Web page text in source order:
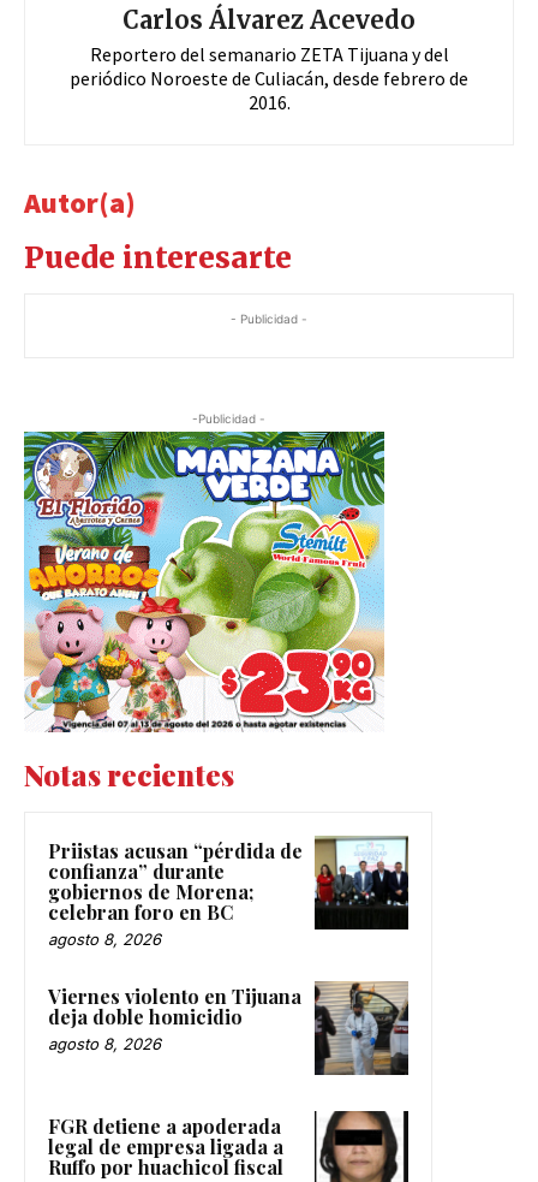
Carlos Álvarez Acevedo
Reportero del semanario ZETA Tijuana y del
periódico Noroeste de Culiacán, desde febrero de
2016.
Autor(a)
Puede interesarte
- Publicidad -
-Publicidad -
Notas recientes
Priistas acusan “pérdida de
confianza” durante
gobiernos de Morena;
celebran foro en BC
agosto 8, 2026
Viernes violento en Tijuana
deja doble homicidio
agosto 8, 2026
FGR detiene a apoderada
legal de empresa ligada a
Ruffo por huachicol fiscal